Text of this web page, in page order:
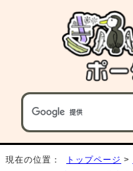
現在の位置： トップページ >